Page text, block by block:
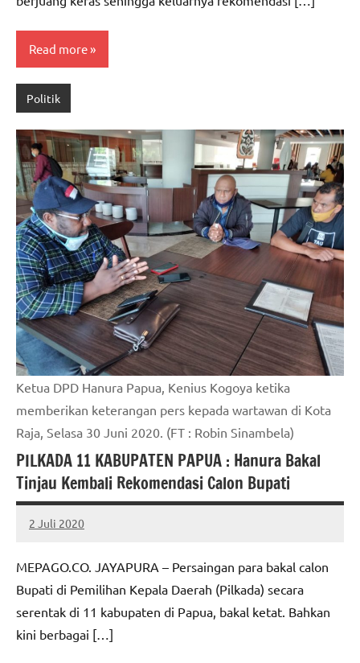
Read more
Politik
Ketua DPD Hanura Papua, Kenius Kogoya ketika
memberikan keterangan pers kepada wartawan di Kota
Raja, Selasa 30 Juni 2020. (FT : Robin Sinambela)
PILKADA 11 KABUPATEN PAPUA : Hanura Bakal
Tinjau Kembali Rekomendasi Calon Bupati
2 Juli 2020
MEPAGO
No
MEPAGO.CO. JAYAPURA – Persaingan para bakal calon
Bupati di Pemilihan Kepala Daerah (Pilkada) secara
serentak di 11 kabupaten di Papua, bakal ketat. Bahkan
kini berbagai […]